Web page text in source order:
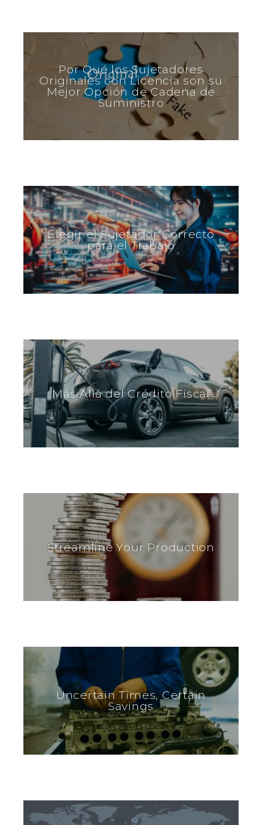
Por Qué los Sujetadores
Originales con Licencia son su
Mejor Opción de Cadena de
Suministro
Elegir el Sujetador Correcto
para el Trabajo
Más Allá del Crédito Fiscal
Streamline Your Production
Uncertain Times, Certain
Savings